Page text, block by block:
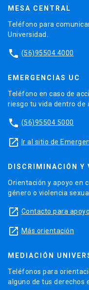
MESA CENTRAL
Teléfono para
Universidad.
phone (56)95504 4000
EMERGENCIAS UC
Teléfono en caso de
riesgo tu vida dentro de
phone (56)95504 5000
launch Ir al sitio de
DISCRIMINACIÓN Y
Orientación y apoyo en
género o violencia sexual.
launch Contacto para apoyo
launch Más orientación
MEDIACIÓN
Teléfonos para
alguno de tus derechos